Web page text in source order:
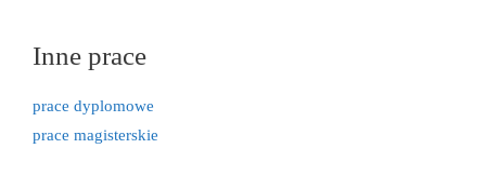
Inne prace
prace dyplomowe
prace magisterskie